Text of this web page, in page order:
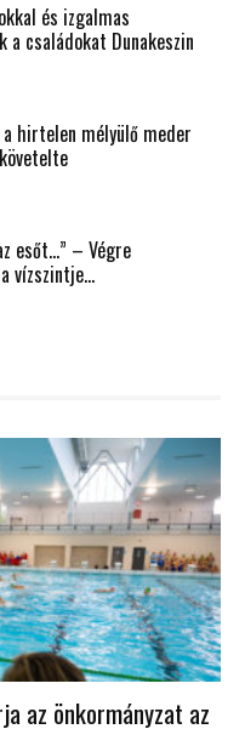
és izgalmas
a családokat Dunakeszin
a hirtelen mélyülő meder
esőt…” – Végre
vízszintje...
az önkormányzat az